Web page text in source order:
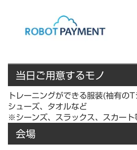
当日ご用意するモノ
トレーニングができる服装(袖有の
シューズ、タオルなど
※シーンズ、スラックス、スカー
会場